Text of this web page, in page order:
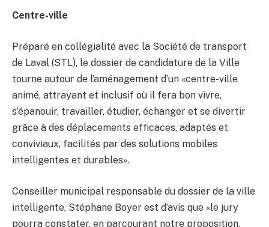
Centre-ville
Préparé en collégialité avec la Société de transport
de Laval (STL), le dossier de candidature de la Ville
tourne autour de l’aménagement d’un «centre-ville
animé, attrayant et inclusif où il fera bon vivre,
s’épanouir, travailler, étudier, échanger et se divertir
grâce à des déplacements efficaces, adaptés et
conviviaux, facilités par des solutions mobiles
intelligentes et durables».
Conseiller municipal responsable du dossier de la ville
intelligente, Stéphane Boyer est d’avis que «le jury
pourra constater, en parcourant notre proposition,